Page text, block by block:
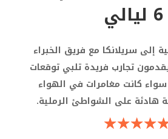
إلى سريلانكا مع فريق الخبراء
تجارب فريدة تلبي توقعات
سواء كانت مغامرات في الهواء
هادئة على الشواطئ الرملية.
☆☆☆☆